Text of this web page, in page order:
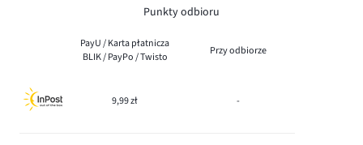
Punkty odbioru
PayU / Karta płatnicza
BLIK / PayPo / Twisto
Przy odbiorze
9,99 zł -